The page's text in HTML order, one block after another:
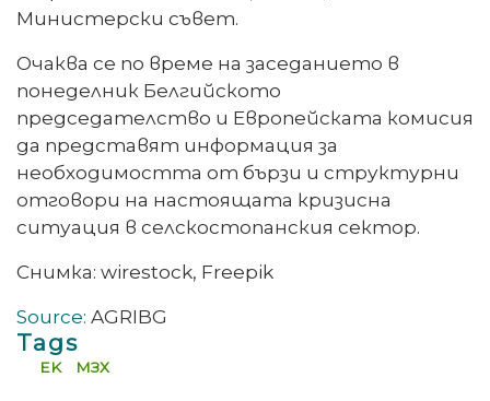
Министерски съвет.
Очаква се по време на заседанието в
понеделник Белгийското
председателство и Европейската комисия
да представят информация за
необходимостта от бързи и структурни
отговори на настоящата кризисна
ситуация в селскостопанския сектор.
Снимка: wirestock, Freepik
Source: AGRIBG
Tags
EK МЗХ